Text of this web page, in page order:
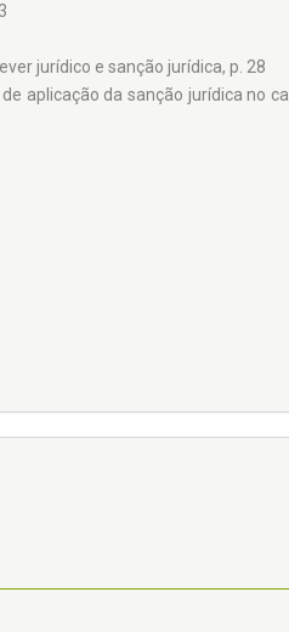
jurídico e sanção jurídica, p. 28
aplicação da sanção jurídica no